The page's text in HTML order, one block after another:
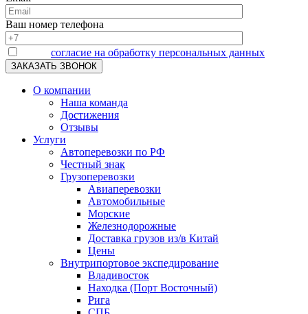
Ваш номер телефона
согласие на обработку персональных данных
О компании
Наша команда
Достижения
Отзывы
Услуги
Автоперевозки по РФ
Честный знак
Грузоперевозки
Авиаперевозки
Автомобильные
Морские
Железнодорожные
Доставка грузов из/в Китай
Цены
Внутрипортовое экспедирование
Владивосток
Находка (Порт Восточный)
Рига